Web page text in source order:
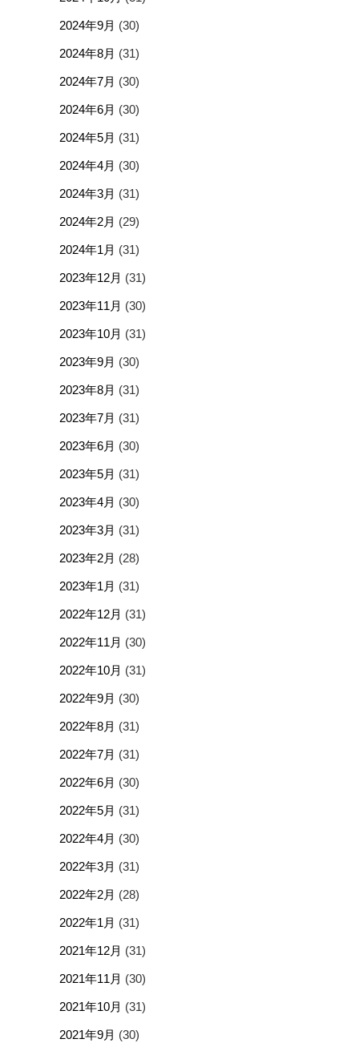
2024年9月 (30)
2024年8月 (31)
2024年7月 (30)
2024年6月 (30)
2024年5月 (31)
2024年4月 (30)
2024年3月 (31)
2024年2月 (29)
2024年1月 (31)
2023年12月 (31)
2023年11月 (30)
2023年10月 (31)
2023年9月 (30)
2023年8月 (31)
2023年7月 (31)
2023年6月 (30)
2023年5月 (31)
2023年4月 (30)
2023年3月 (31)
2023年2月 (28)
2023年1月 (31)
2022年12月 (31)
2022年11月 (30)
2022年10月 (31)
2022年9月 (30)
2022年8月 (31)
2022年7月 (31)
2022年6月 (30)
2022年5月 (31)
2022年4月 (30)
2022年3月 (31)
2022年2月 (28)
2022年1月 (31)
2021年12月 (31)
2021年11月 (30)
2021年10月 (31)
2021年9月 (30)